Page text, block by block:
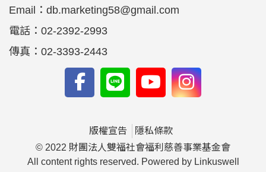
Email： db.marketing58@gmail.com
電話： 02-2392-2993
傳真： 02-3393-2443
版權宣告
隱私條款
© 2022 財團法人雙福社會福利慈善事業基金會
All content rights reserved. Powered by Linkuswell